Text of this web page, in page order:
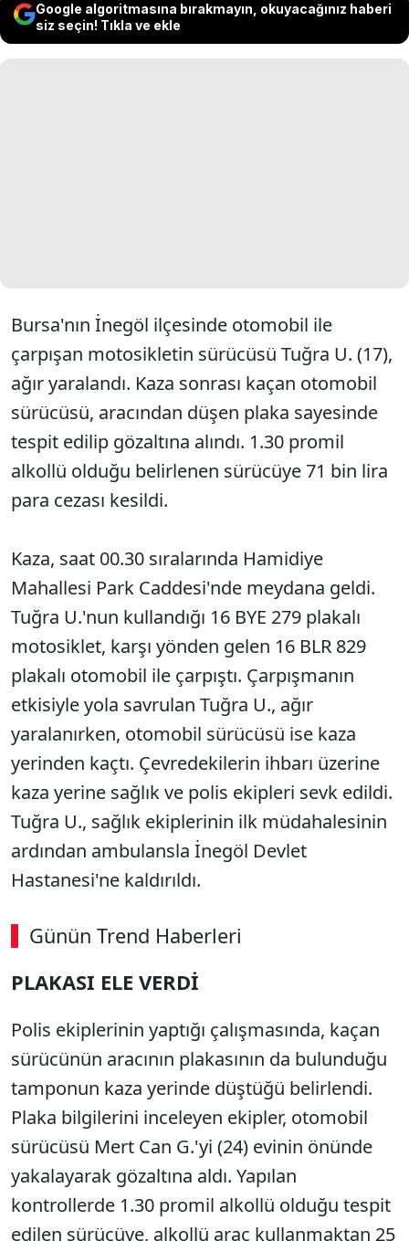
Google algoritmasına bırakmayın, okuyacağınız haberi
siz seçin! Tıkla ve ekle
Bursa'nın İnegöl ilçesinde otomobil ile
çarpışan motosikletin sürücüsü Tuğra U. (17),
ağır yaralandı. Kaza sonrası kaçan otomobil
sürücüsü, aracından düşen plaka sayesinde
tespit edilip gözaltına alındı. 1.30 promil
alkollü olduğu belirlenen sürücüye 71 bin lira
para cezası kesildi.
Kaza, saat 00.30 sıralarında Hamidiye
Mahallesi Park Caddesi'nde meydana geldi.
Tuğra U.'nun kullandığı 16 BYE 279 plakalı
motosiklet, karşı yönden gelen 16 BLR 829
plakalı otomobil ile çarpıştı. Çarpışmanın
etkisiyle yola savrulan Tuğra U., ağır
yaralanırken, otomobil sürücüsü ise kaza
yerinden kaçtı. Çevredekilerin ihbarı üzerine
kaza yerine sağlık ve polis ekipleri sevk edildi.
Tuğra U., sağlık ekiplerinin ilk müdahalesinin
ardından ambulansla İnegöl Devlet
Hastanesi'ne kaldırıldı.
Günün Trend Haberleri
PLAKASI ELE VERDİ
Polis ekiplerinin yaptığı çalışmasında, kaçan
sürücünün aracının plakasının da bulunduğu
tamponun kaza yerinde düştüğü belirlendi.
Plaka bilgilerini inceleyen ekipler, otomobil
sürücüsü Mert Can G.'yi (24) evinin önünde
yakalayarak gözaltına aldı. Yapılan
kontrollerde 1.30 promil alkollü olduğu tespit
edilen sürücüye, alkollü araç kullanmaktan 25